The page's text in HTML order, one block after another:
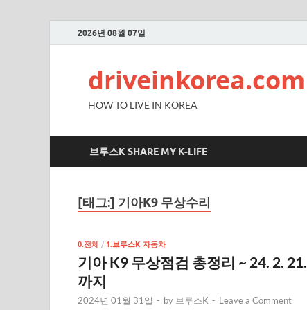
2026년 08월 07일
driveinkorea.com
HOW TO LIVE IN KOREA
브루스K SHARE MY K-LIFE
[태그:] 기아K9 무상수리
0.전체 / 1.브루스K 자동차
기아 K9 무상점검 총정리 ~ 24. 2. 21.
까지
2024년 01월 31일 - by 브루스K - Leave a Comment